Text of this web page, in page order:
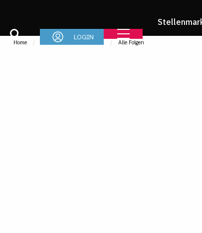
LOGIN
Home Im Job IMR-Podcast Alle Folgen